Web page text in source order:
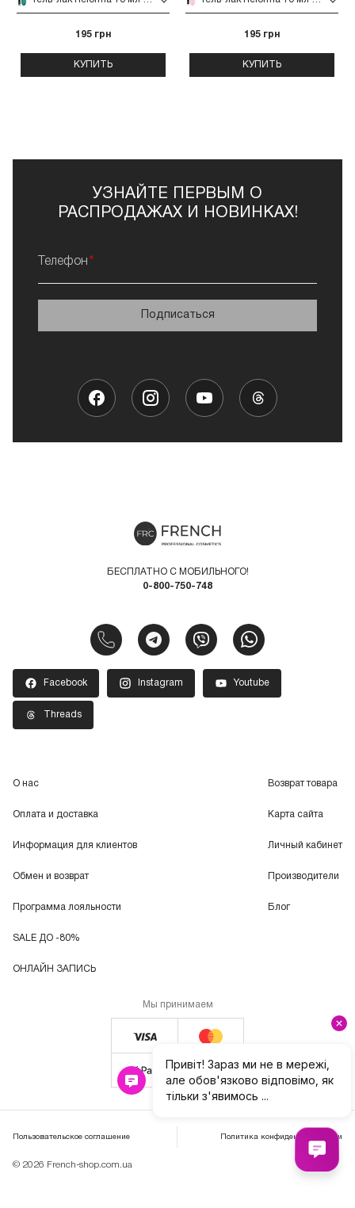
195 грн
КУПИТЬ
195 грн
КУПИТЬ
УЗНАЙТЕ ПЕРВЫМ О
РАСПРОДАЖАХ И НОВИНКАХ!
Телефон
Подписаться
БЕСПЛАТНО С МОБИЛЬНОГО!
0-800-750-748
Facebook Instagram Youtube
Threads
О нас
Оплата и доставка
Информация для клиентов
Обмен и возврат
Программа лояльности
SALE ДО -80%
ОНЛАЙН ЗАПИСЬ
Возврат товара
Карта сайта
Личный кабинет
Производители
Блог
Мы принимаем
© 2026 French-shop.com.ua
Пользовательское соглашение Политика конфиденциальности